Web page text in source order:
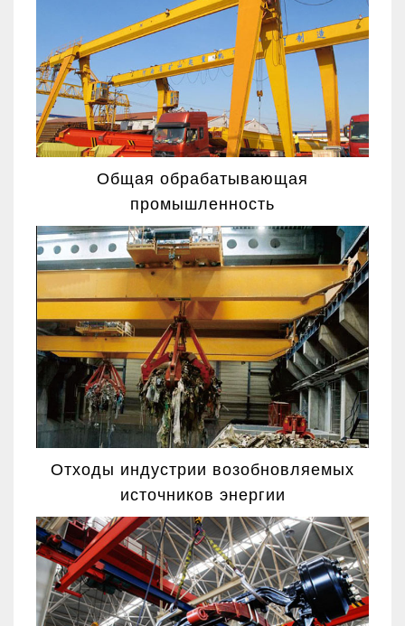
Общая обрабатывающая
промышленность
Отходы индустрии возобновляемых
источников энергии